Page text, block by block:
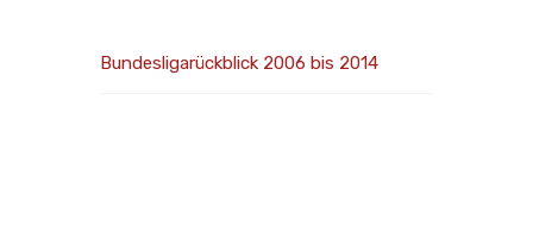
Bundesligarückblick 2006 bis 2014